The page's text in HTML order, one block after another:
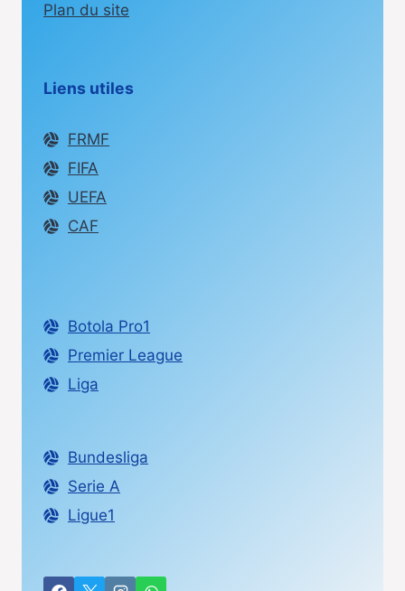
Plan du site
Liens utiles
FRMF
FIFA
UEFA
CAF
Botola Pro1
Premier League
Liga
Bundesliga
Serie A
Ligue1